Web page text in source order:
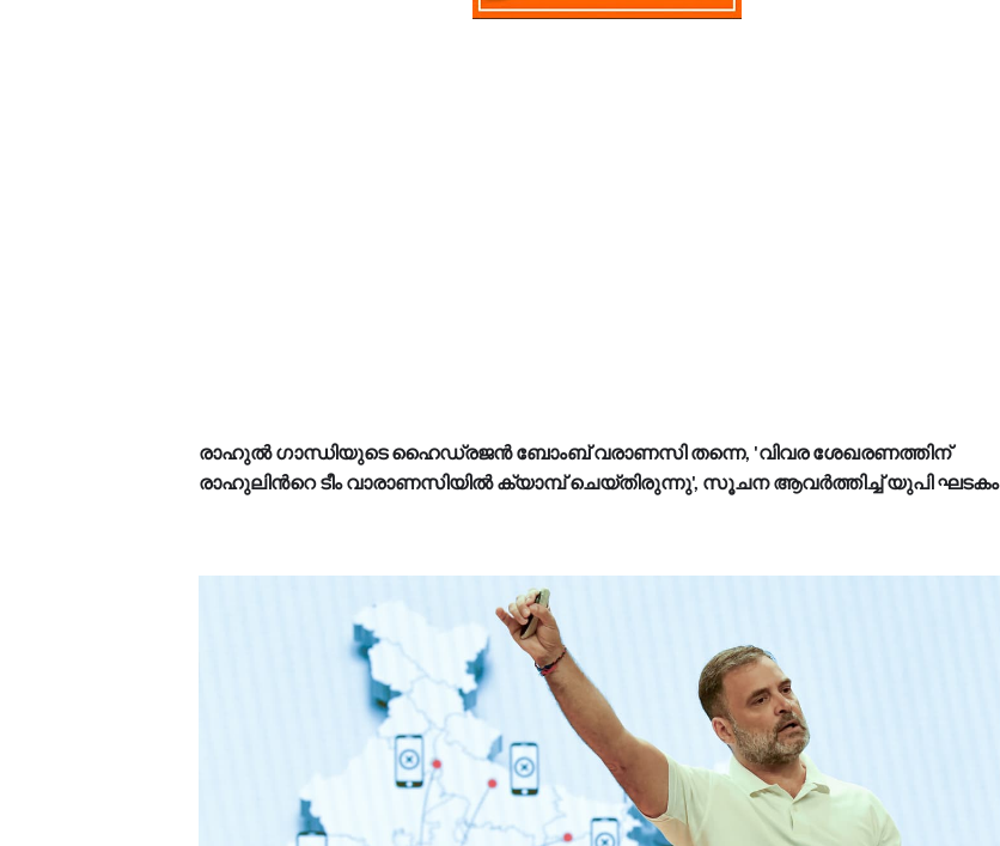
രാഹുൽ ഗാന്ധിയുടെ ഹൈഡ്രജൻ ബോംബ് വരാണസി തന്നെ, 'വിവര ശേഖരണത്തിന്
രാഹുലിന്‍റെ ടീം വാരാണസിയിൽ ക്യാമ്പ് ചെയ്തിരുന്നു', സൂചന ആവർത്തിച്ച് യുപി ഘടകം